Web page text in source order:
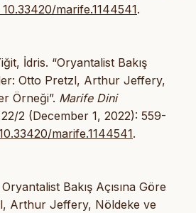
10.33420/marife.1144541.
İdris. “Oryantalist Bakış
Otto Pretzl, Arthur Jeffery,
Örneği”. Marife Dini
2 (December 1, 2022): 559-
marife.1144541.
Bakış Açısına Göre
Arthur Jeffery, Nöldeke ve